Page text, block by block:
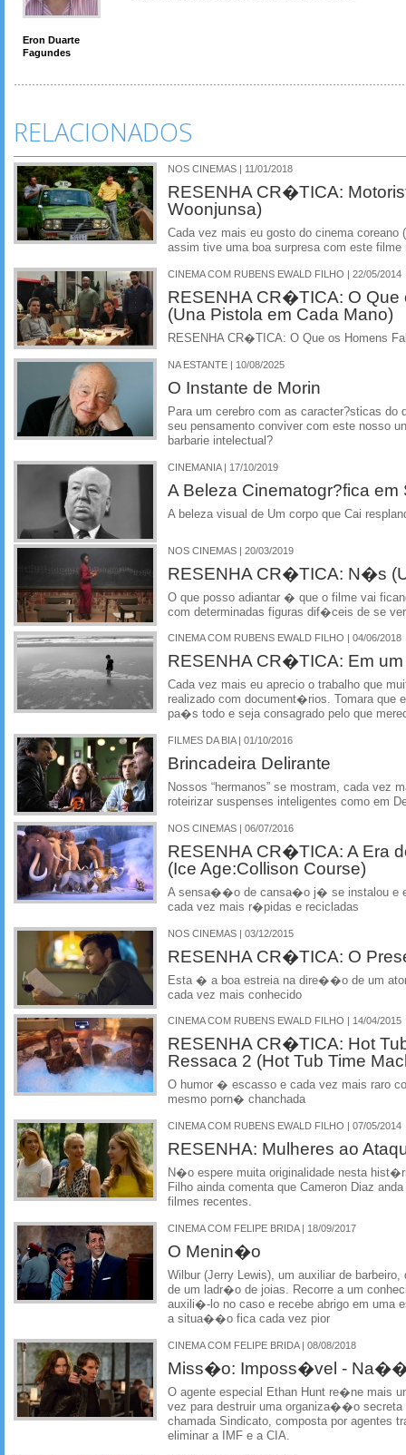
Eron Duarte
Fagundes
RELACIONADOS
NOS CINEMAS | 11/01/2018
RESENHA CR�TICA:
Woonjunsa)
Cada vez mais eu gosto do cinema coreano
assim tive uma boa surpresa com este filme
CINEMA COM RUBENS EWALD FILHO | 22/05/2014
RESENHA CR�TICA: O Que
(Una Pistola em Cada Mano)
RESENHA CR�TICA: O Que os Homens
NA ESTANTE | 10/08/2025
O Instante de Morin
Para um cerebro com as caracter?sticas do
seu pensamento conviver com este nosso
barbarie intelectual?
CINEMANIA | 17/10/2019
A Beleza Cinematogr?fica em
A beleza visual de Um corpo que Cai
NOS CINEMAS | 20/03/2019
RESENHA CR�TICA: N�s
O que posso adiantar � que o filme vai
com determinadas figuras dif�ceis de se
CINEMA COM RUBENS EWALD FILHO | 04/06/2018
RESENHA CR�TICA: Em
Cada vez mais eu aprecio o trabalho que
realizado com document�rios. Tomara que
pa�s todo e seja consagrado pelo que
FILMES DA BIA | 01/10/2016
Brincadeira Delirante
Nossos “hermanos” se mostram, cada vez
roteirizar suspenses inteligentes como em
NOS CINEMAS | 06/07/2016
RESENHA CR�TICA: A Era
(Ice Age:Collison Course)
A sensa��o de cansa�o j� se instalou e
cada vez mais r�pidas e recicladas
NOS CINEMAS | 03/12/2015
RESENHA CR�TICA: O
Esta � a boa estreia na dire��o de um
cada vez mais conhecido
CINEMA COM RUBENS EWALD FILHO | 14/04/2015
RESENHA CR�TICA: Hot
Ressaca 2 (Hot Tub Time
O humor � escasso e cada vez mais raro
mesmo porn� chanchada
CINEMA COM RUBENS EWALD FILHO | 07/05/2014
RESENHA: Mulheres ao
N�o espere muita originalidade nesta
Filho ainda comenta que Cameron Diaz
filmes recentes.
CINEMA COM FELIPE BRIDA | 18/09/2017
O Menin�o
Wilbur (Jerry Lewis), um auxiliar de
de um ladr�o de joias. Recorre a um
auxili�-lo no caso e recebe abrigo em uma
a situa��o fica cada vez pior
CINEMA COM FELIPE BRIDA | 08/08/2018
Miss�o: Imposs�vel -
O agente especial Ethan Hunt re�ne mais
vez para destruir uma organiza��o secreta
chamada Sindicato, composta por agentes
eliminar a IMF e a CIA.